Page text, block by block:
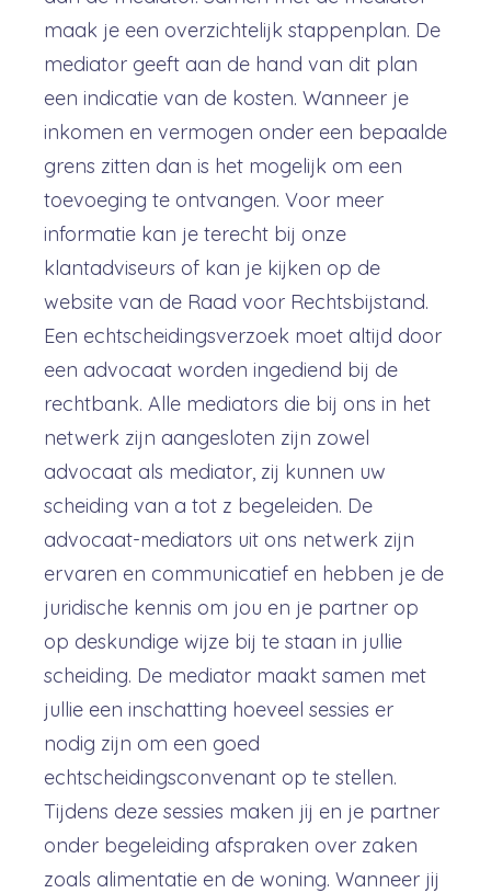
maak je een overzichtelijk stappenplan. De
mediator geeft aan de hand van dit plan
een indicatie van de kosten. Wanneer je
inkomen en vermogen onder een bepaalde
grens zitten dan is het mogelijk om een
toevoeging te ontvangen. Voor meer
informatie kan je terecht bij onze
klantadviseurs of kan je kijken op de
website van de Raad voor Rechtsbijstand.
Een echtscheidingsverzoek moet altijd door
een advocaat worden ingediend bij de
rechtbank. Alle mediators die bij ons in het
netwerk zijn aangesloten zijn zowel
advocaat als mediator, zij kunnen uw
scheiding van a tot z begeleiden. De
advocaat-mediators uit ons netwerk zijn
ervaren en communicatief en hebben je de
juridische kennis om jou en je partner op
op deskundige wijze bij te staan in jullie
scheiding. De mediator maakt samen met
jullie een inschatting hoeveel sessies er
nodig zijn om een goed
echtscheidingsconvenant op te stellen.
Tijdens deze sessies maken jij en je partner
onder begeleiding afspraken over zaken
zoals alimentatie en de woning. Wanneer jij